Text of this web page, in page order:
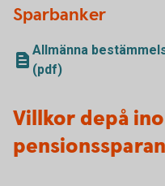
Sparbanker
Allmänna
(pdf)
Villkor depå